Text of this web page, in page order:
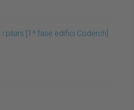
pilars [1ª fase edifici Coderch]